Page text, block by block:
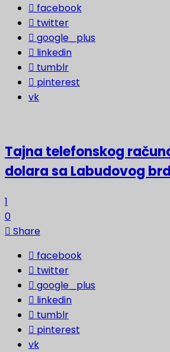
facebook
twitter
google_plus
linkedin
tumblr
pinterest
vk
Tajna telefonskog
dolara sa Labudovog
1
0
Share
facebook
twitter
google_plus
linkedin
tumblr
pinterest
vk